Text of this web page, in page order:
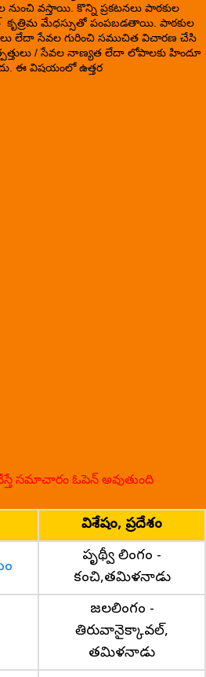
నుంచి వస్తాయి. కొన్ని ప్రకటనలు పాఠకుల
కృత్రిమ మేధస్సుతో పంపబడతాయి. పాఠకుల
లేదా సేవల గురించి సముచిత విచారణ చేసి
/ సేవల నాణ్యత లేదా లోపాలకు హిందూ
ఈ విషయంలో ఉత్తర
సమాచారం ఓపెన్ అవుతుంది
విశేషం, ప్రదేశం
పృథ్వీ లింగం -
కంచి,తమిళనాడు
జలలింగం -
తిరువానైక్కావల్,
తమిళనాడు